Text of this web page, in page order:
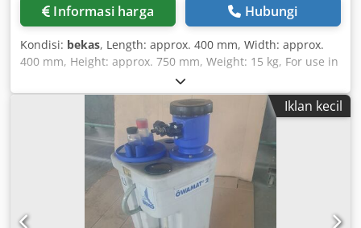
Informasi harga Hubungi
Kondisi: bekas, Length: approx. 400 mm, Width: approx.
400 mm, Height: approx. 750 mm, Weight: 15 kg, For use in
compressed air systems Dkjdpfx Ajh D E Uwsl Aor
Iklan kecil